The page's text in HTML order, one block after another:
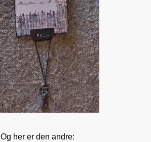
Og her er den andre: